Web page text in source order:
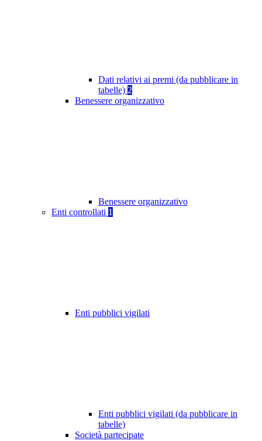
Dati relativi ai premi (da pubblicare in
tabelle) 2
Benessere organizzativo
Benessere organizzativo
Enti controllati 1
Enti pubblici vigilati
Enti pubblici vigilati (da pubblicare in
tabelle)
Società partecipate